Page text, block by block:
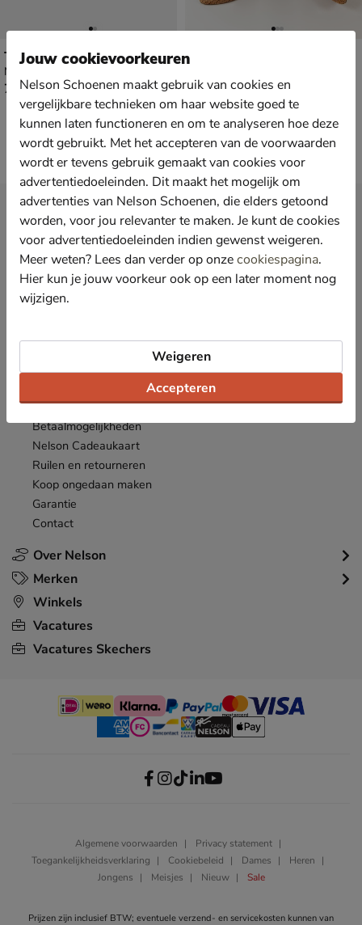
Tamaris Trotteur loafer
Mocassins & loafers - cognac
€ 79,99
79 ,99
Tamaris
€ 69,99
69,99
Over Nelson
Bestellen
Betaalmogelijkheden
Nelson Cadeaukaart
Ruilen en retourneren
Koop ongedaan maken
Garantie
Contact
Merken
Winkels
Vacatures
Vacatures Skechers
Nieuwsbrief
Ontvang € 10,- welkomstkorting*
en blijf op de hoogte van leuke
acties en aanbiedingen!
E-mailadres Inschrijven
Algemene voorwaarden
Privacy statement
Toegankelijkheidsverklaring
Cookiebeleid Dames
Heren
Jongens
Meisjes Nieuw Sale
Prijzen zijn inclusief BTW; eventuele verzend- en servicekosten kunnen van
Jouw cookievoorkeuren
Nelson Schoenen maakt gebruik van cookies en
vergelijkbare technieken om haar website goed te
kunnen laten functioneren en om te analyseren hoe deze
wordt gebruikt. Met het accepteren van de voorwaarden
wordt er tevens gebruik gemaakt van cookies voor
advertentiedoeleinden. Dit maakt het mogelijk om
advertenties van Nelson Schoenen, die elders getoond
worden, voor jou relevanter te maken. Je kunt de cookies
voor advertentiedoeleinden indien gewenst weigeren.
Meer weten? Lees dan verder op onzecookiespagina.
Hier kun je jouw voorkeur ook op een later moment nog
wijzigen.
Accepteren
Weigeren